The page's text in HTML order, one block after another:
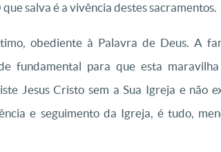
salva é a vivência destes sacramentos.
obediente à Palavra de Deus. A
fundamental para que esta
Jesus Cristo sem a Sua Igreja e não
e seguimento da Igreja, é tudo,